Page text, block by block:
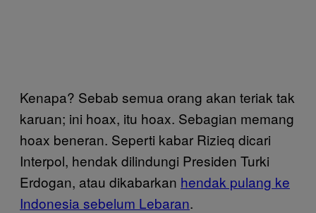
Kenapa? Sebab semua orang akan teriak tak
karuan; ini hoax, itu hoax. Sebagian memang
hoax beneran. Seperti kabar Rizieq dicari
Interpol, hendak dilindungi Presiden Turki
Erdogan, atau dikabarkan hendak pulang ke
Indonesia sebelum Lebaran.